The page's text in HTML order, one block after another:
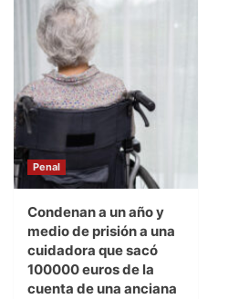
Penal
Condenan a un año y
medio de prisión a una
cuidadora que sacó
100000 euros de la
cuenta de una anciana